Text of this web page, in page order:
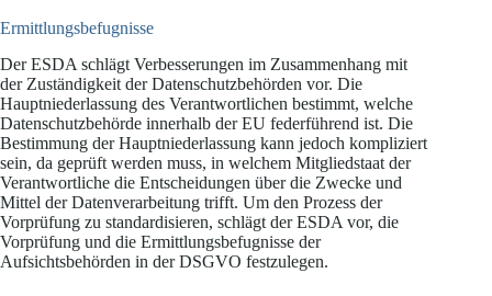
Ermittlungsbefugnisse
Der ESDA schlägt Verbesserungen im Zusammenhang mit
der Zuständigkeit der Datenschutzbehörden vor. Die
Hauptniederlassung des Verantwortlichen bestimmt, welche
Datenschutzbehörde innerhalb der EU federführend ist. Die
Bestimmung der Hauptniederlassung kann jedoch kompliziert
sein, da geprüft werden muss, in welchem Mitgliedstaat der
Verantwortliche die Entscheidungen über die Zwecke und
Mittel der Datenverarbeitung trifft. Um den Prozess der
Vorprüfung zu standardisieren, schlägt der ESDA vor, die
Vorprüfung und die Ermittlungsbefugnisse der
Aufsichtsbehörden in der DSGVO festzulegen.